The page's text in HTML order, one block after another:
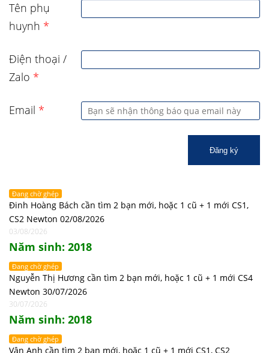
Tên phụ
huynh *
Điện thoại /
Zalo *
Email *
Đăng ký
Đang chờ ghép
Đinh Hoàng Bách cần tìm 2 bạn mới, hoặc 1 cũ + 1 mới CS1,
CS2 Newton 02/08/2026
03/08/2026
Năm sinh: 2018
Đang chờ ghép
Nguyễn Thị Hương cần tìm 2 bạn mới, hoặc 1 cũ + 1 mới CS4
Newton 30/07/2026
30/07/2026
Năm sinh: 2018
Đang chờ ghép
Vân Anh cần tìm 2 bạn mới, hoặc 1 cũ + 1 mới CS1, CS2